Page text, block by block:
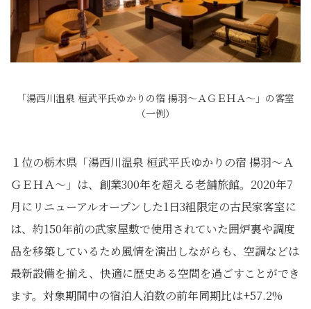
「湯西川温泉 桓武平氏ゆかりの宿 揚羽〜ＡＧＥＨＡ〜」の客室
（一例）
１位の栃木県「湯西川温泉 桓武平氏ゆかりの宿 揚羽〜Ａ
ＧＥＨＡ〜」は、創業300年を超える老舗旅館。2020年7
月にリニューアルオープンした1日3組限定の古民家客室に
は、約150年前の武家屋敷で使用されていた囲炉裏や調度
品を移築しているため風情を演出しながらも、空調などは
最新設備を揃え、快適に歴史ある空間を過ごすことができ
ます。対象期間中の宿泊人泊数の前年同期比は+57.2%